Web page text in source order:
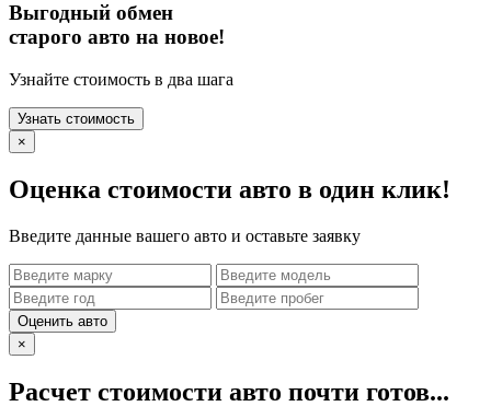
Выгодный обмен
старого авто на новое!
Узнайте стоимость в два шага
Узнать стоимость
×
Оценка стоимости авто в один клик!
Введите данные вашего авто и оставьте заявку
Оценить авто
×
Расчет стоимости авто почти готов...